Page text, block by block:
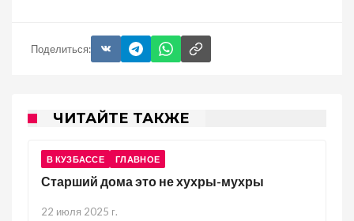
Поделиться:
ЧИТАЙТЕ ТАКЖЕ
В КУЗБАССЕ ГЛАВНОЕ
Старший дома это не хухры-мухры
22 июля 2025 г.